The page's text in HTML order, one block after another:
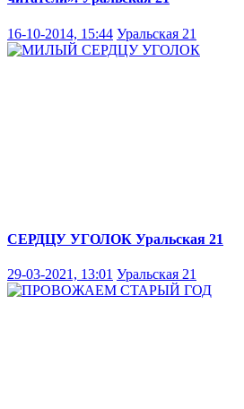
16-10-2014, 15:44 Уральская 21
СЕРДЦУ УГОЛОК Уральская 21
29-03-2021, 13:01 Уральская 21